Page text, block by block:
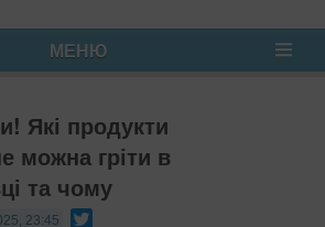
МЕНЮ
Які продукти
можна гріти в
та чому
23:45